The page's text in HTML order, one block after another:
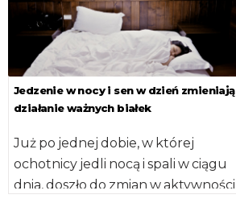
Jedzenie w nocy i sen w dzień zmieniają
działanie ważnych białek
Już po jednej dobie, w której
ochotnicy jedli nocą i spali w ciągu
dnia, doszło do zmian w aktywności